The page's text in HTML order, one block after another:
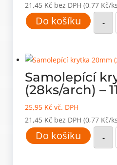
21,45 Kč bez DPH (0,77 Kč/
Do košíku -
Samolepící
(28ks/arch) –
25,95 Kč vč. DPH
21,45 Kč bez DPH (0,77 Kč/
Do košíku -